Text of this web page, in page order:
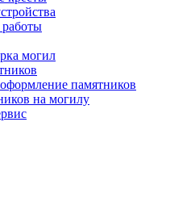
могил
памятников
на могилу